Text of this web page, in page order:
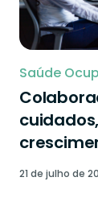
Saúde
21 de julho de